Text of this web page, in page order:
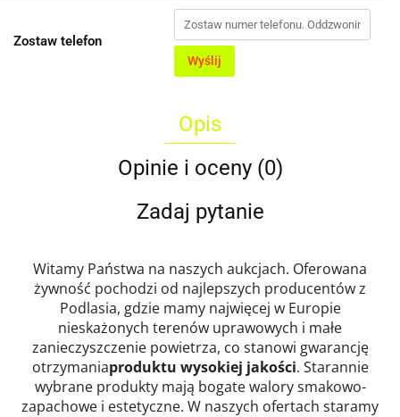
Zostaw telefon
Wyślij
Opis
Opinie i oceny (0)
Zadaj pytanie
Witamy Państwa na naszych aukcjach. Oferowana
żywność pochodzi od najlepszych producentów z
Podlasia, gdzie mamy najwięcej w Europie
nieskażonych terenów uprawowych i małe
zanieczyszczenie powietrza, co stanowi gwarancję
otrzymaniaproduktu wysokiej jakości. Starannie
wybrane produkty mają bogate walory smakowo-
zapachowe i estetyczne. W naszych ofertach staramy